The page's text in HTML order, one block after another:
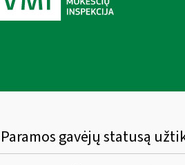
Paramos gavėjų statusą